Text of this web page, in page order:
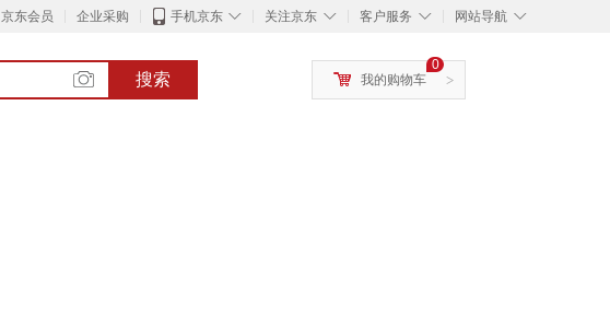
京东会员 企业采购 ◇
手机京东 ◇
关注京东 ◇
客户服务 ◇
网站导航
搜索 >
0
我的购物车